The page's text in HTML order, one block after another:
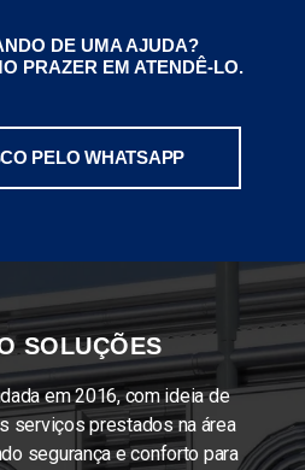
DE UMA AJUDA?
PRAZER EM ATENDÊ-LO.
PELO WHATSAPP
SOLUÇÕES
em 2016, com ideia de
serviços prestados na área
segurança e conforto para